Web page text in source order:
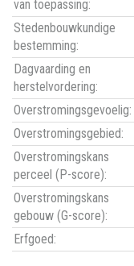
van toepassing:
Stedenbouwkundige
bestemming:
Dagvaarding en
herstelvordering:
Overstromingsgevoelig:
Overstromingsgebied:
Overstromingskans
perceel (P-score):
Overstromingskans
gebouw (G-score):
Erfgoed: